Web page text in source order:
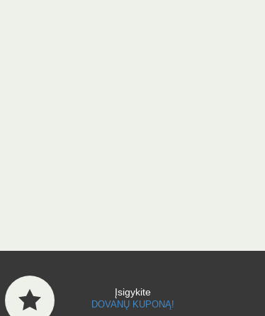
Įsigykite
DOVANŲ KUPONĄ!